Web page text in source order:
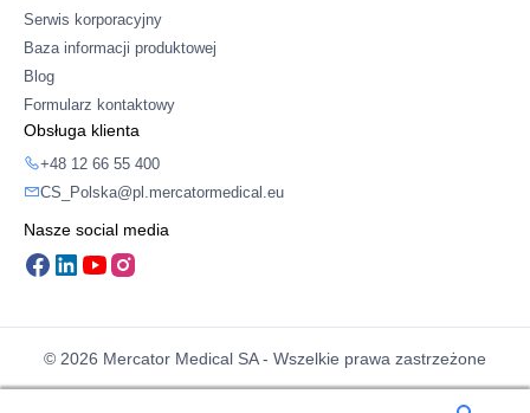
Serwis korporacyjny
Baza informacji produktowej
Blog
Formularz kontaktowy
Obsługa klienta
+48 12 66 55 400
CS_Polska@pl.mercatormedical.eu
Nasze social media
© 2026 Mercator Medical SA - Wszelkie prawa zastrzeżone